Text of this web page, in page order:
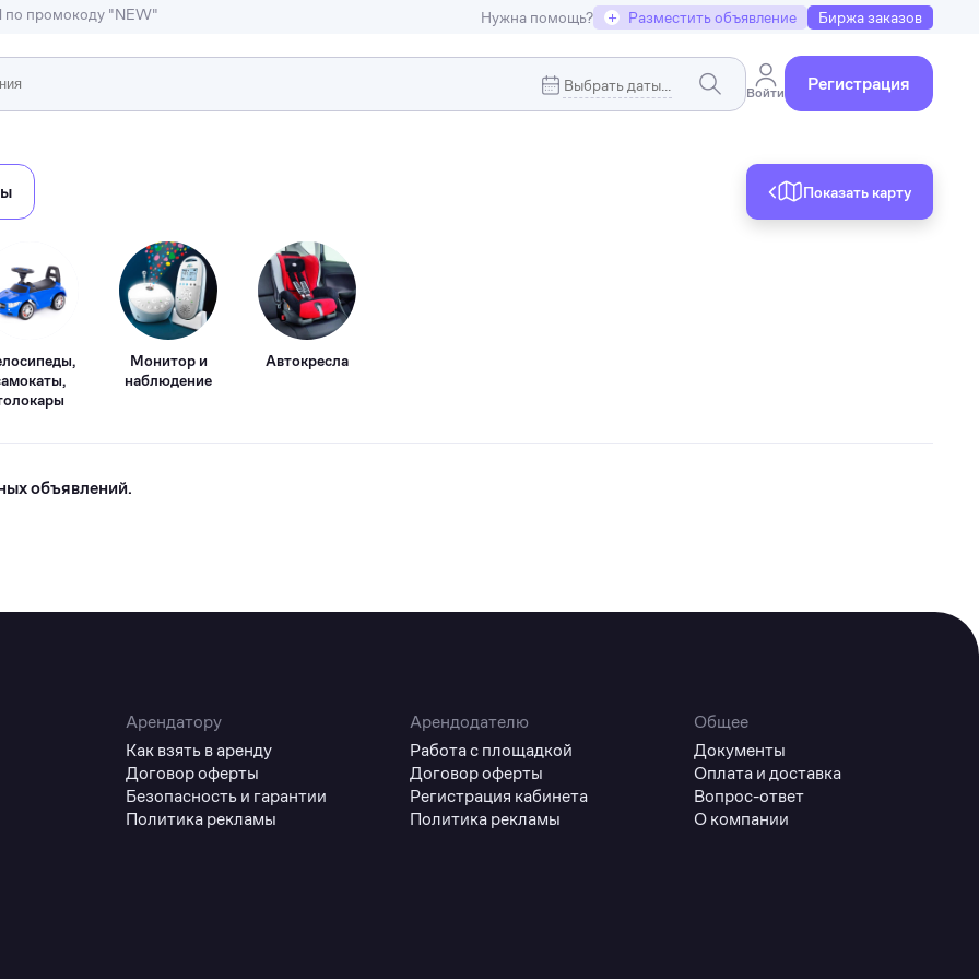
по промокоду "NEW" Нужна помощь? + Разместить объявление Биржа заказов
Войти Регистрация
и студии
Коммерческая недвижимость
Показать карту
Монитор и
наблюдение
Автокресла
объявлений.
Арендатору
Как взять в аренду
Договор оферты
Безопасность и гарантии
Политика рекламы
Арендодателю
Работа с площадкой
Договор оферты
Регистрация кабинета
Политика рекламы
Общее
Документы
Оплата и доставка
Вопрос-ответ
О компании